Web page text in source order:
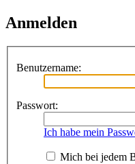
Anmelden
Benutzername:
Passwort:
Ich habe mein
Mich bei jedem